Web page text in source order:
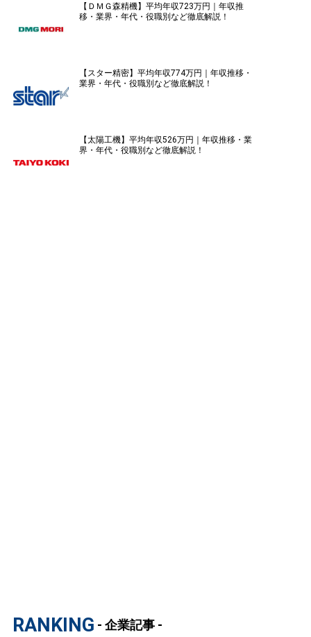
【ＤＭＧ森精機】平均年収723万円｜年収推
移・業界・年代・役職別など徹底解説！
【スター精密】平均年収774万円｜年収推移・
業界・年代・役職別など徹底解説！
【太陽工機】平均年収526万円｜年収推移・業
界・年代・役職別など徹底解説！
RANKING - 企業記事 -